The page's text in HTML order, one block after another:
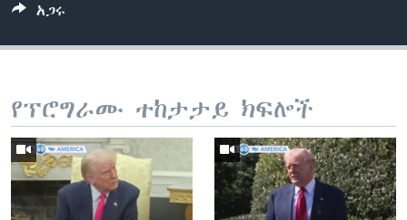
አጋሩ
የፕሮግራሙ ተከታታይ ክፍሎች